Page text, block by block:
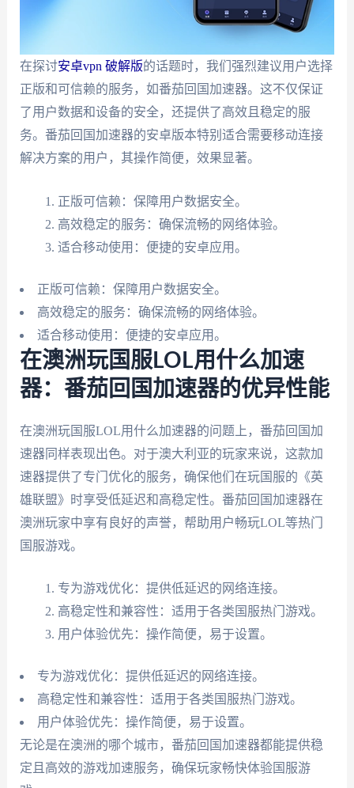
在探讨安卓vpn 破解版的话题时，我们强烈建议用户选择
正版和可信赖的服务，如番茄回国加速器。这不仅保证
了用户数据和设备的安全，还提供了高效且稳定的服
务。番茄回国加速器的安卓版本特别适合需要移动连接
解决方案的用户，其操作简便，效果显著。
正版可信赖：保障用户数据安全。
高效稳定的服务：确保流畅的网络体验。
适合移动使用：便捷的安卓应用。
正版可信赖：保障用户数据安全。
高效稳定的服务：确保流畅的网络体验。
适合移动使用：便捷的安卓应用。
在澳洲玩国服LOL用什么加速
器：番茄回国加速器的优异性能
在澳洲玩国服LOL用什么加速器的问题上，番茄回国加
速器同样表现出色。对于澳大利亚的玩家来说，这款加
速器提供了专门优化的服务，确保他们在玩国服的《英
雄联盟》时享受低延迟和高稳定性。番茄回国加速器在
澳洲玩家中享有良好的声誉，帮助用户畅玩LOL等热门
国服游戏。
专为游戏优化：提供低延迟的网络连接。
高稳定性和兼容性：适用于各类国服热门游戏。
用户体验优先：操作简便，易于设置。
专为游戏优化：提供低延迟的网络连接。
高稳定性和兼容性：适用于各类国服热门游戏。
用户体验优先：操作简便，易于设置。
无论是在澳洲的哪个城市，番茄回国加速器都能提供稳
定且高效的游戏加速服务，确保玩家畅快体验国服游